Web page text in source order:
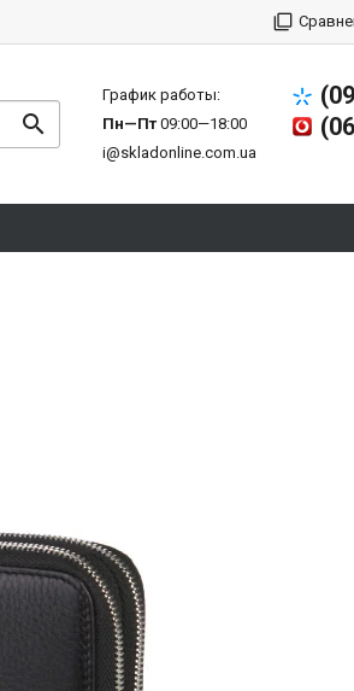
График работы:
Пн—Пт09:00—18:00
i@skladonline.com.ua